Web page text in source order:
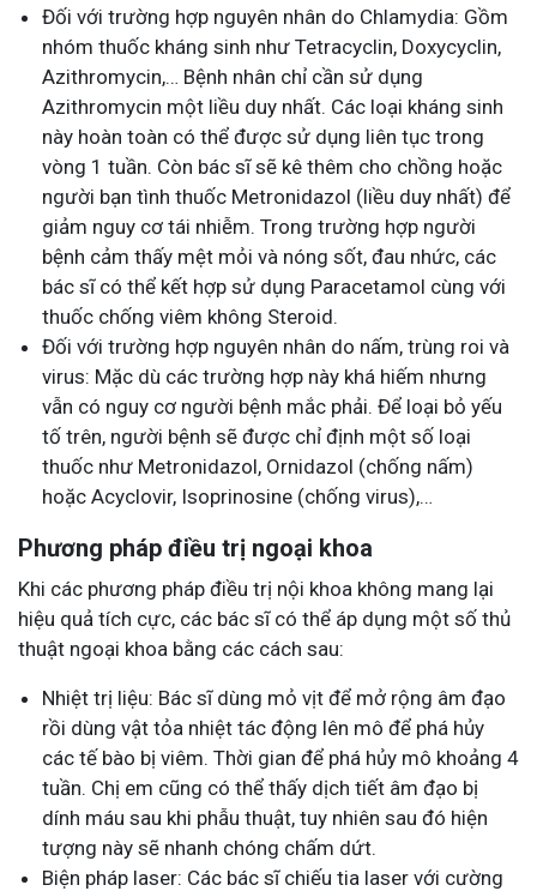
Đối với trường hợp nguyên nhân do Chlamydia: Gồm
nhóm thuốc kháng sinh như Tetracyclin, Doxycyclin,
Azithromycin,… Bệnh nhân chỉ cần sử dụng
Azithromycin một liều duy nhất. Các loại kháng sinh
này hoàn toàn có thể được sử dụng liên tục trong
vòng 1 tuần. Còn bác sĩ sẽ kê thêm cho chồng hoặc
người bạn tình thuốc Metronidazol (liều duy nhất) để
giảm nguy cơ tái nhiễm. Trong trường hợp người
bệnh cảm thấy mệt mỏi và nóng sốt, đau nhức, các
bác sĩ có thể kết hợp sử dụng Paracetamol cùng với
thuốc chống viêm không Steroid.
Đối với trường hợp nguyên nhân do nấm, trùng roi và
virus: Mặc dù các trường hợp này khá hiếm nhưng
vẫn có nguy cơ người bệnh mắc phải. Để loại bỏ yếu
tố trên, người bệnh sẽ được chỉ định một số loại
thuốc như Metronidazol, Ornidazol (chống nấm)
hoặc Acyclovir, Isoprinosine (chống virus),…
Phương pháp điều trị ngoại khoa
Khi các phương pháp điều trị nội khoa không mang lại
hiệu quả tích cực, các bác sĩ có thể áp dụng một số thủ
thuật ngoại khoa bằng các cách sau:
Nhiệt trị liệu: Bác sĩ dùng mỏ vịt để mở rộng âm đạo
rồi dùng vật tỏa nhiệt tác động lên mô để phá hủy
các tế bào bị viêm. Thời gian để phá hủy mô khoảng 4
tuần. Chị em cũng có thể thấy dịch tiết âm đạo bị
dính máu sau khi phẫu thuật, tuy nhiên sau đó hiện
tượng này sẽ nhanh chóng chấm dứt.
Biện pháp laser: Các bác sĩ chiếu tia laser với cường